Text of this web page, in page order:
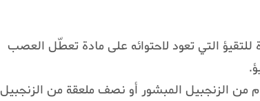
التي تعود لاحتوائه على مادة تعطّل العصب
من الزنجبيل المبشور أو نصف ملعقة من الزنجبيل